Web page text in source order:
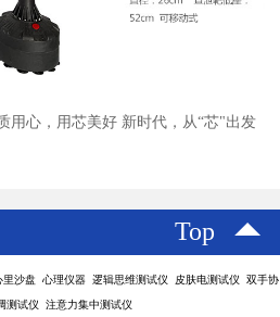
用心，用芯美好 新时代，从“芯"出发
Top
沙盘 心理仪器 逻辑思维测试仪 皮肤电测试仪 双手协
测试仪 注意力集中测试仪